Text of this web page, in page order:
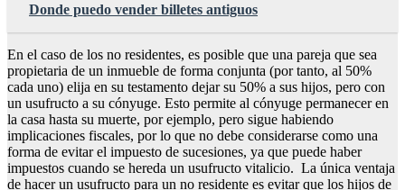
Donde puedo vender billetes antiguos
En el caso de los no residentes, es posible que una pareja que sea
propietaria de un inmueble de forma conjunta (por tanto, al 50%
cada uno) elija en su testamento dejar su 50% a sus hijos, pero con
un usufructo a su cónyuge. Esto permite al cónyuge permanecer en
la casa hasta su muerte, por ejemplo, pero sigue habiendo
implicaciones fiscales, por lo que no debe considerarse como una
forma de evitar el impuesto de sucesiones, ya que puede haber
impuestos cuando se hereda un usufructo vitalicio. La única ventaja
de hacer un usufructo para un no residente es evitar que los hijos de